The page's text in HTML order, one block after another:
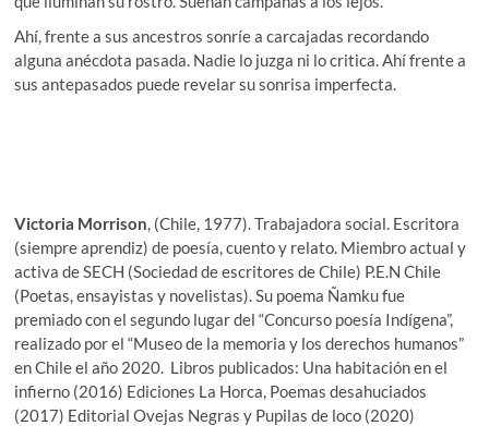
Ahí, frente a sus ancestros sonríe a carcajadas recordando
alguna anécdota pasada. Nadie lo juzga ni lo critica. Ahí frente a
sus antepasados puede revelar su sonrisa imperfecta.
Victoria Morrison , (Chile, 1977). Trabajadora social. Escritora
(siempre aprendiz) de poesía, cuento y relato. Miembro actual y
activa de SECH (Sociedad de escritores de Chile) P.E.N Chile
(Poetas, ensayistas y novelistas). Su poema Ñamku fue
premiado con el segundo lugar del “Concurso poesía Indígena”,
realizado por el “Museo de la memoria y los derechos humanos”
en Chile el año 2020. Libros publicados: Una habitación en el
infierno (2016) Ediciones La Horca, Poemas desahuciados
(2017) Editorial Ovejas Negras y Pupilas de loco (2020)